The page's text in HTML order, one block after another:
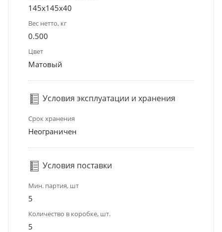
145х145х40
Вес нетто, кг
0.500
Цвет
Матовый
Условия эксплуатации и хранения
Срок хранения
Неограничен
Условия поставки
Мин. партия, шт
5
Количество в коробке, шт.
5